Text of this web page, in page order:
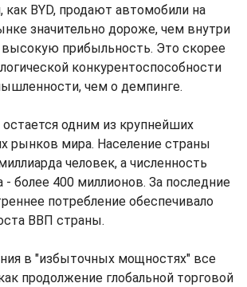
как BYD, продают автомобили на
значительно дороже, чем внутри
высокую прибыльность. Это скорее
конкурентоспособности
чем о демпинге.
одним из крупнейших
рынков мира. Население страны
человек, а численность
- более 400 миллионов. За последние
потребление обеспечивало
ВВП страны.
в "избыточных мощностях" все
продолжение глобальной торговой